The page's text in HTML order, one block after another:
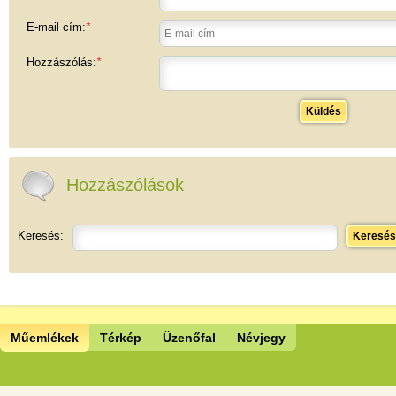
E-mail cím:*
Hozzászólás:*
Küldés
Hozzászólások
Keresés: Keresés
Műemlékek Térkép Üzenőfal Névjegy